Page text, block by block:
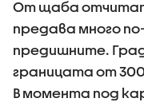
От щаба
предава много
предишните.
границата от
В момента под